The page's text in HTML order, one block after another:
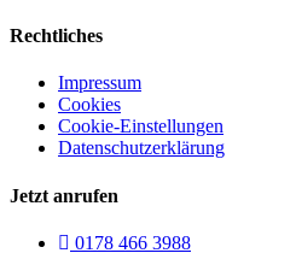
Rechtliches
Impressum
Cookies
Cookie-Einstellungen
Datenschutzerklärung
Jetzt anrufen
0178 466 3988